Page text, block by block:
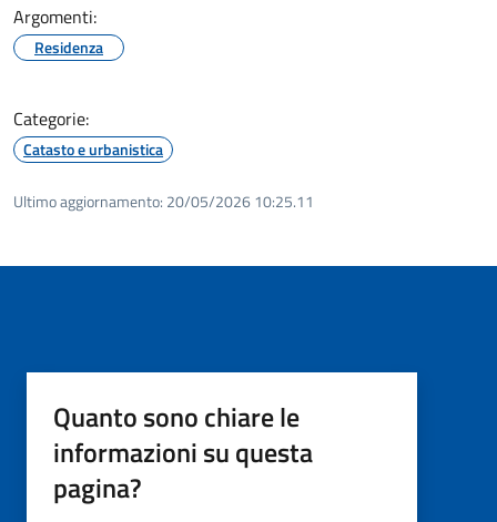
Argomenti:
Residenza
Categorie:
Catasto e urbanistica
Ultimo aggiornamento: 20/05/2026 10:25.11
Quanto sono chiare le
informazioni su questa
pagina?